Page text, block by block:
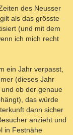
des Neusser
als das grösste
(und mit dem
ich mich recht
ein Jahr verpasst,
(dieses Jahr
ob der genaue
das würde
dann sicher
anzieht und
in Festnähe